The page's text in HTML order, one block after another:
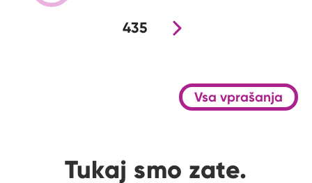
435Nova stran
Vsa vprašanja
Tukaj smo zate.